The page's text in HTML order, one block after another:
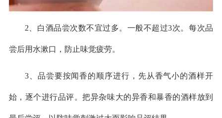
2、白酒品尝次数不宜过多。一般不超过3次。每次品
尝后用水漱口，防止味觉疲劳。
3、品尝要按闻香的顺序进行，先从香气小的酒样开
始，逐个进行品评。把异杂味大的异香和暴香的酒样放到